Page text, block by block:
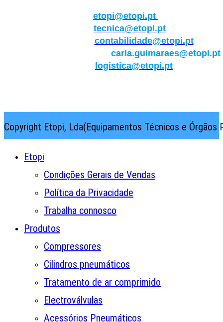
etopi@etopi.pt
tecnica@etopi.pt
contabilidade@etopi.pt
carla.guimaraes@etopi.pt
logistica@etopi.pt
Copyright Etopi, Lda(Equipamentos Técnicos e
Etopi
Condições Gerais de Vendas
Política da Privacidade
Trabalha connosco
Produtos
Compressores
Cilindros pneumáticos
Tratamento de ar comprimido
Electroválvulas
Acessórios Pneumáticos